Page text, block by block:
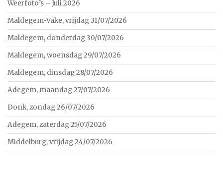
Weerfoto’s – Juli 2026
Maldegem-Vake, vrijdag 31/07/2026
Maldegem, donderdag 30/07/2026
Maldegem, woensdag 29/07/2026
Maldegem, dinsdag 28/07/2026
Adegem, maandag 27/07/2026
Donk, zondag 26/07/2026
Adegem, zaterdag 25/07/2026
Middelburg, vrijdag 24/07/2026